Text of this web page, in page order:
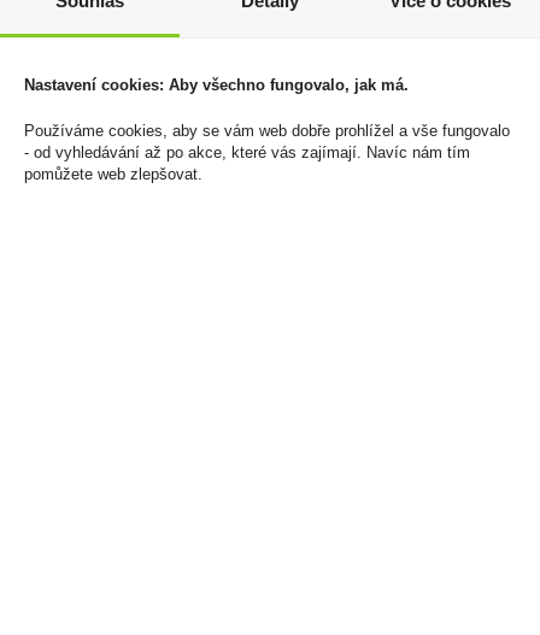
Frankovka 0,75l
Vinařství Krist
79 Kč
Cena za:1 ks
Tuzemák Fajn 0,5l
37,5% Legenda
159 Kč
Nastavení cookies: Aby všechno fungovalo, jak má.
Používáme cookies, aby se vám web dobře prohlížel a vše fungovalo
- od vyhledávání až po akce, které vás zajímají. Navíc nám tím
pomůžete web zlepšovat.